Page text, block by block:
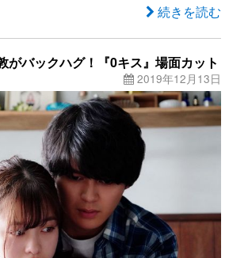
続きを読む
がバックハグ！『0キス』場面カット
2019年12月13日